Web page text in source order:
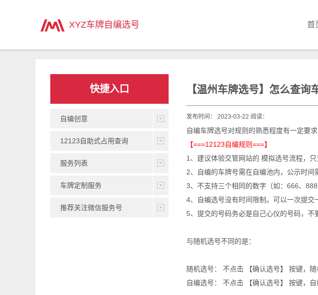
XYZ车牌自编选号 首
快捷入口
自编创意
12123自助式占用查询
服务列表
车牌定制服务
推荐关注微信服务号
【温州车牌选号】怎么查询
发布时间： 2023-03-22 阅读：
自编车牌选号对规则的熟悉程度有一定要
【===12123自编规则===】
1、建议体验交管网站的 模拟选号流程，
2、自编的车牌号需在自编池内，公示时间
3、不支持三个相同的数字（如：666、888
4、自编选号没有时间限制。可以一次提交
5、提交的号码务必是自己心仪的号码，不
与随机选号不同的是：
随机选号： 不点击 【确认选号】 按键，
自编选号： 不点击 【确认选号】 按键，